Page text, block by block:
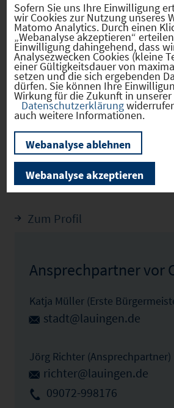
Infrastruktur
Lauingen (Donau)
(09773144)
Zum Profil
Ansprechpartner vor
Katja Müller (Erste
stadt@lauingen.de
Jörg Richter (Ansprechpartner)
richter@lauingen.de
09072-998176
Sofern Sie uns Ihre Einwilligung
wir Cookies zur Nutzung unseres
Matomo Analytics. Durch einen
„Webanalyse akzeptieren“
Einwilligung dahingehend, dass
Analysezwecken Cookies (kleine
einer Gültigkeitsdauer von
setzen und die sich ergebenden
dürfen. Sie können Ihre
Wirkung für die Zukunft in unserer
Datenschutzerklärung
auch weitere Informationen.
Webanalyse ablehnen
Webanalyse akzeptieren